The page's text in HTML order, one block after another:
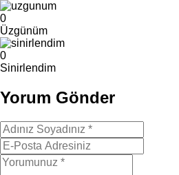
0
Üzgünüm
0
Sinirlendim
Yorum Gönder